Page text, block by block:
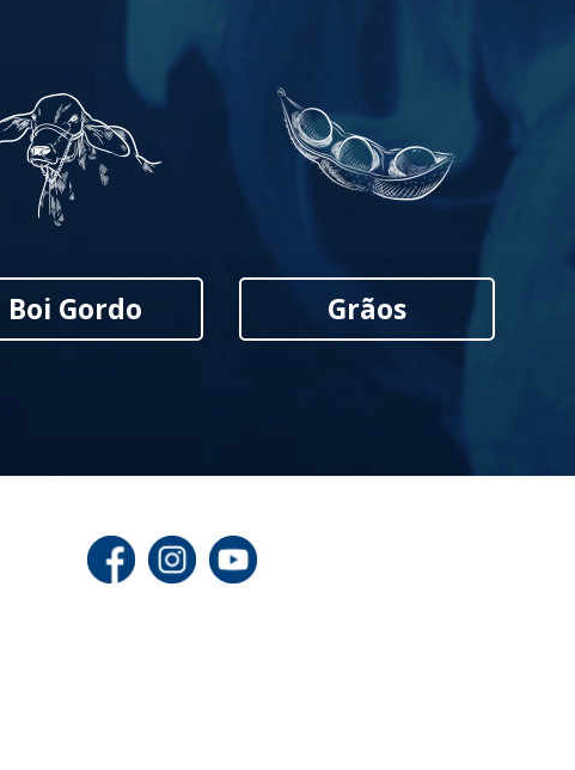
Boi Gordo Grãos